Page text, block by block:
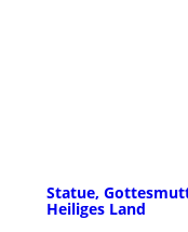
Statue,
Heiliges Land